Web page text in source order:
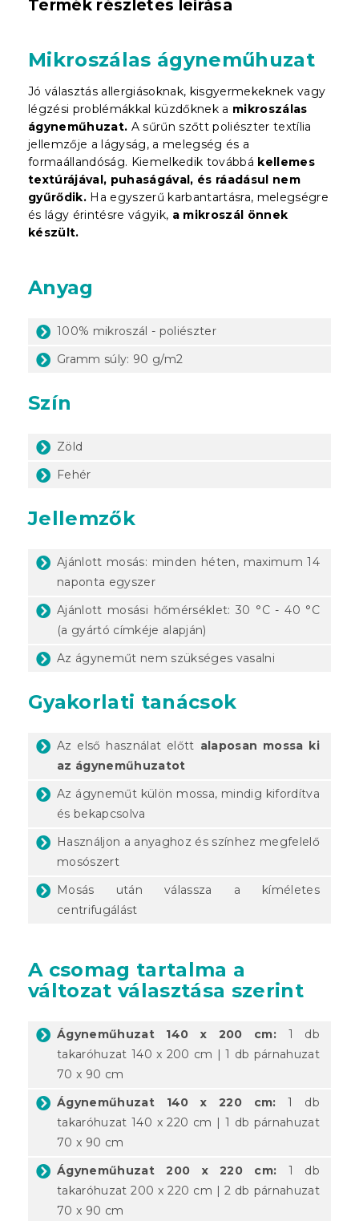
Termék részletes leírása
Mikroszálas ágyneműhuzat
Jó választás allergiásoknak, kisgyermekeknek vagy
légzési problémákkal küzdőknek a mikroszálas
ágyneműhuzat. A sűrűn szőtt poliészter textília
jellemzője a lágyság, a melegség és a
formaállandóság. Kiemelkedik továbbá kellemes
textúrájával, puhaságával, és ráadásul nem
gyűrődik. Ha egyszerű karbantartásra, melegségre
és lágy érintésre vágyik, a mikroszál önnek
készült.
Anyag
100% mikroszál - poliészter
Gramm súly: 90 g/m2
Szín
Zöld
Fehér
Jellemzők
Ajánlott mosás: minden héten, maximum 14
naponta egyszer
Ajánlott mosási hőmérséklet: 30 °C - 40 °C
(a gyártó címkéje alapján)
Az ágyneműt nem szükséges vasalni
Gyakorlati tanácsok
Az első használat előtt alaposan mossa ki
az ágyneműhuzatot
Az ágyneműt külön mossa, mindig kifordítva
és bekapcsolva
Használjon a anyaghoz és színhez megfelelő
mosószert
Mosás után válassza a kíméletes
centrifugálást
A csomag tartalma a
változat választása szerint
Ágyneműhuzat 140 x 200 cm: 1 db
takaróhuzat 140 x 200 cm | 1 db párnahuzat
70 x 90 cm
Ágyneműhuzat 140 x 220 cm: 1 db
takaróhuzat 140 x 220 cm | 1 db párnahuzat
70 x 90 cm
Ágyneműhuzat 200 x 220 cm: 1 db
takaróhuzat 200 x 220 cm | 2 db párnahuzat
70 x 90 cm